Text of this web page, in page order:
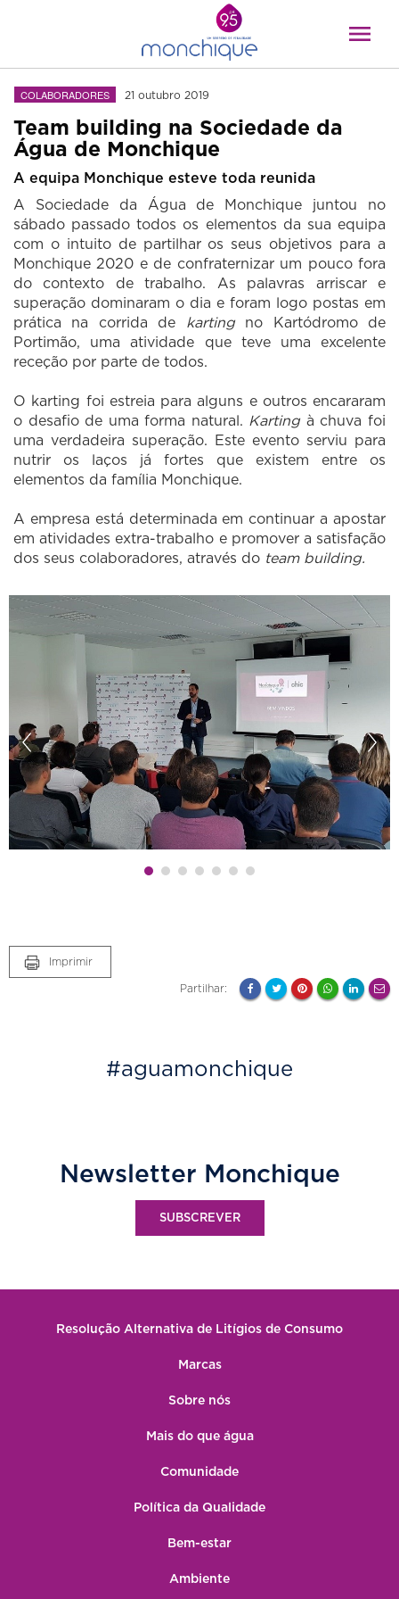
COLABORADORES 21 outubro 2019
Team building na Sociedade da
Água de Monchique
A equipa Monchique esteve toda reunida
A Sociedade da Água de Monchique juntou no
sábado passado todos os elementos da sua equipa
com o intuito de partilhar os seus objetivos para a
Monchique 2020 e de confraternizar um pouco fora
do contexto de trabalho. As palavras arriscar e
superação dominaram o dia e foram logo postas em
prática na corrida de karting no Kartódromo de
Portimão, uma atividade que teve uma excelente
receção por parte de todos.
O karting foi estreia para alguns e outros encararam
o desafio de uma forma natural. Karting à chuva foi
uma verdadeira superação. Este evento serviu para
nutrir os laços já fortes que existem entre os
elementos da família Monchique.
A empresa está determinada em continuar a apostar
em atividades extra-trabalho e promover a satisfação
dos seus colaboradores, através do team building.
Imprimir
Partilhar:
#aguamonchique
Newsletter Monchique
SUBSCREVER
Resolução Alternativa de Litígios de Consumo
Marcas
Sobre nós
Mais do que água
Comunidade
Política da Qualidade
Bem-estar
Ambiente